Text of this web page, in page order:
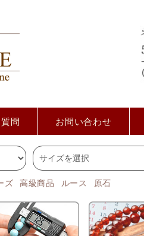
問 お問い合わせ
ズ 高級商品 ルース 原石